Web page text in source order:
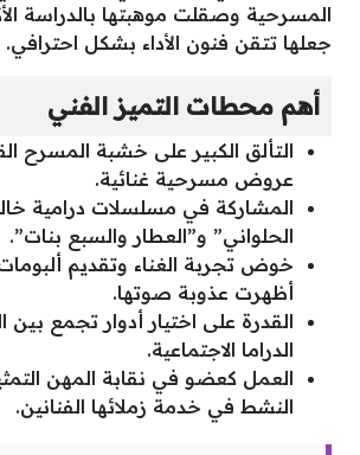
المسرحية وصقلت موهبتها بالدراسة
جعلها تتقن فنون الأداء بشكل احترافي.
أهم محطات التميز الفني
التألق الكبير على خشبة المسرح
عروض مسرحية غنائية.
المشاركة في مسلسلات درامية
الحلواني” و”العطار والسبع بنات”.
خوض تجربة الغناء وتقديم
أظهرت عذوبة صوتها.
القدرة على اختيار أدوار تجمع بين
الدراما الاجتماعية.
العمل كعضو في نقابة المهن
النشط في خدمة زملائها الفنانين.